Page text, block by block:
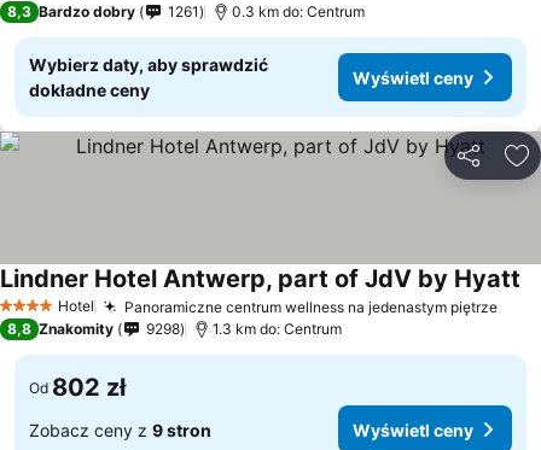
8,3 Bardzo dobry 1261 0.3 km do: Centrum
Wybierz daty, aby sprawdzić
dokładne ceny
Wyświetl ceny
4 KategoriaHotel Panoramiczne centrum wellness na jedenastym piętrze
Lindner Hotel Antwerp, part of JdV by Hyatt
8,8 Znakomity 9298 1.3 km do: Centrum
Od 802 zł
Zobacz ceny z 9 stron Wyświetl ceny